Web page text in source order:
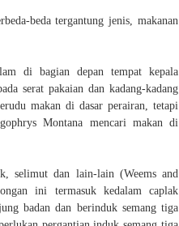
beda tergantung jenis, makanan
di bagian depan tempat kepala
serat pakaian dan kadang-kadang
makan di dasar perairan, tetapi
Montana mencari makan di
selimut dan lain-lain (Weems and
ini termasuk kedalam caplak
badan dan berinduk semang tiga